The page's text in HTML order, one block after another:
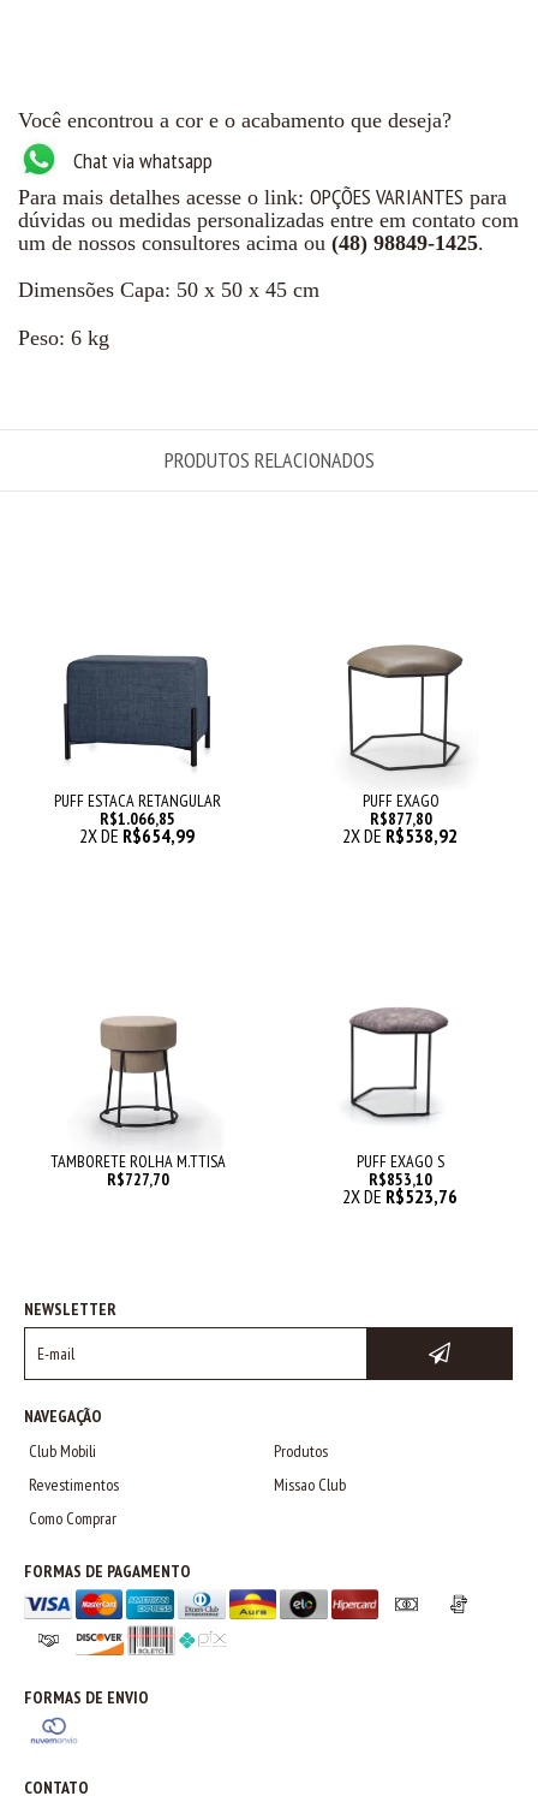
Você encontrou a cor e o acabamento que deseja?
Chat via whatsapp
Para mais detalhes acesse o link: OPÇÕES VARIANTES para
dúvidas ou medidas personalizadas entre em contato com
um de nossos consultores acima ou (48) 98849-1425.
Dimensões Capa: 50 x 50 x 45 cm
Peso: 6 kg
PRODUTOS RELACIONADOS
PUFF ESTACA RETANGULAR
R$1.066,85
2X DE R$654,99
PUFF EXAGO
R$877,80
2X DE R$538,92
TAMBORETE ROLHA M.TTISA
R$727,70
PUFF EXAGO S
R$853,10
2X DE R$523,76
NEWSLETTER
NAVEGAÇÃO
Club Mobili
Produtos
Revestimentos
Missao Club
Como Comprar
FORMAS DE PAGAMENTO
FORMAS DE ENVIO
CONTATO